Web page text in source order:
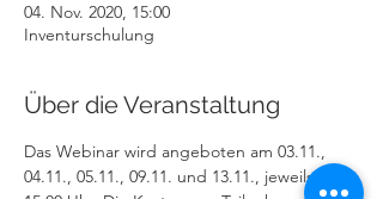
04. Nov. 2020, 15:00
Inventurschulung
Über die Veranstaltung
Das Webinar wird angeboten am 03.11.,
04.11., 05.11., 09.11. und 13.11., jeweils um